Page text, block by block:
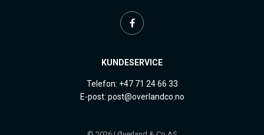
KUNDESERVICE
Telefon: +47 71 24 66 33
E-post: post@overlandco.no